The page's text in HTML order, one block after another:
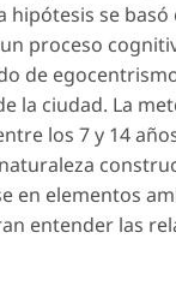
hipótesis se
proceso
de
la ciudad. La
los 7 y 14
en elementos
entender las